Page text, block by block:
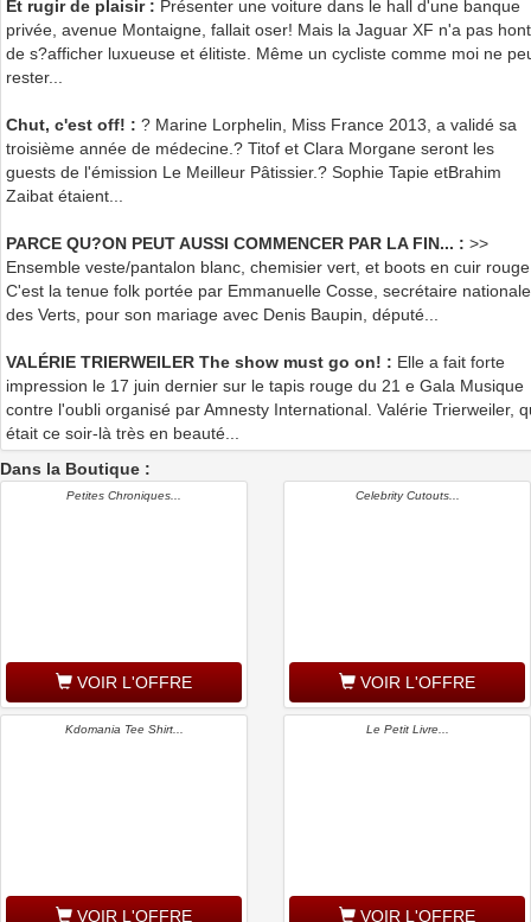
Et rugir de plaisir : Présenter une voiture dans le hall d'une banque
privée, avenue Montaigne, fallait oser! Mais la Jaguar XF n'a pas
de s?afficher luxueuse et élitiste. Même un cycliste comme moi ne
rester...
Chut, c'est off! : ? Marine Lorphelin, Miss France 2013, a validé sa
troisième année de médecine.? Titof et Clara Morgane seront les
guests de l'émission Le Meilleur Pâtissier.? Sophie Tapie etBrahim
Zaibat étaient...
PARCE QU?ON PEUT AUSSI COMMENCER PAR LA FIN... : >>
Ensemble veste/pantalon blanc, chemisier vert, et boots en cuir
C'est la tenue folk portée par Emmanuelle Cosse, secrétaire nationale
des Verts, pour son mariage avec Denis Baupin, député...
VALÉRIE TRIERWEILER The show must go on! : Elle a fait forte
impression le 17 juin dernier sur le tapis rouge du 21 e Gala Musique
contre l'oubli organisé par Amnesty International. Valérie Trierweiler,
était ce soir-là très en beauté...
Dans la Boutique :
Petites Chroniques...
VOIR L'OFFRE
Celebrity Cutouts...
VOIR L'OFFRE
Kdomania Tee Shirt...
VOIR L'OFFRE
Le Petit Livre...
VOIR L'OFFRE